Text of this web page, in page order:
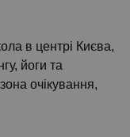
в центрі Києва,
йоги та
очікування,